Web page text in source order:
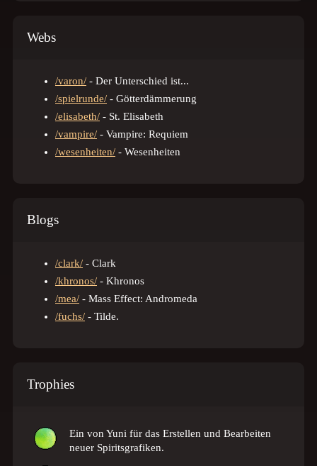
Webs
/varon/ - Der Unterschied ist...
/spielrunde/ - Götterdämmerung
/elisabeth/ - St. Elisabeth
/vampire/ - Vampire: Requiem
/wesenheiten/ - Wesenheiten
Blogs
/clark/ - Clark
/khronos/ - Khronos
/mea/ - Mass Effect: Andromeda
/fuchs/ - Tilde.
Trophies
Ein von Yuni für das Erstellen und Bearbeiten
neuer Spiritsgrafiken.